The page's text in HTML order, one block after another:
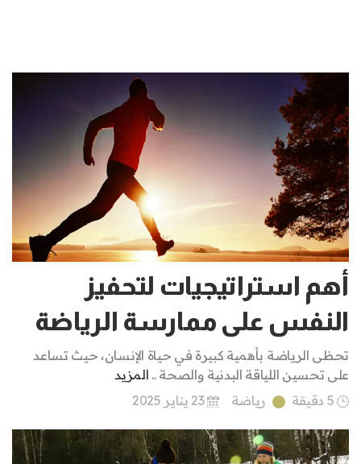
أهم استراتيجيات لتحفيز
النفس على ممارسة الرياضة
تحظى الرياضة بأهمية كبيرة في حياة الإنسان، حيث تساعد
على تحسين اللياقة البدنية والصحة .. المزيد
5 دقيقة
رياضة 23 يناير 2025